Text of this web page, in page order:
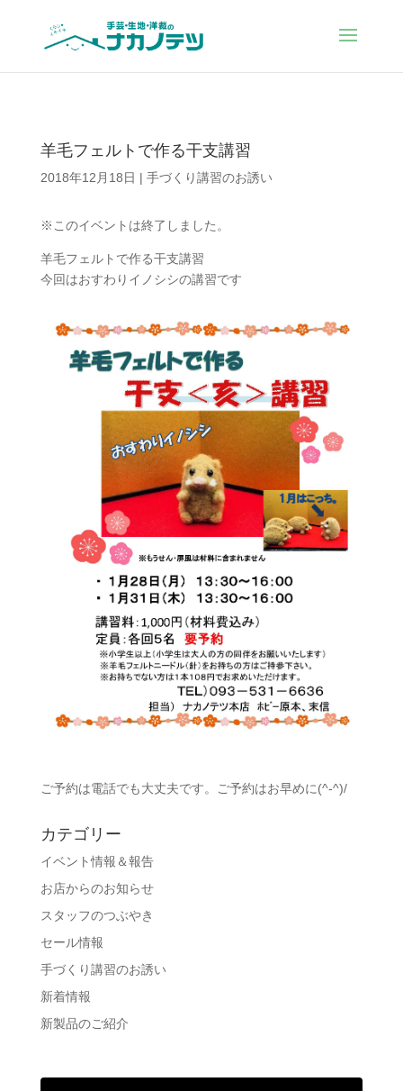
羊毛フェルトで作る干支講習
2018年12月18日 | 手づくり講習のお誘い
※このイベントは終了しました。
羊毛フェルトで作る干支講習
今回はおすわりイノシシの講習です
ご予約は電話でも大丈夫です。ご予約はお早めに(^-^)/
カテゴリー
イベント情報＆報告
お店からのお知らせ
スタッフのつぶやき
セール情報
手づくり講習のお誘い
新着情報
新製品のご紹介